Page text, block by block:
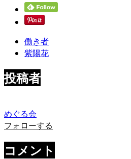
働き者
紫陽花
投稿者
めぐる会
フォローする
コメント